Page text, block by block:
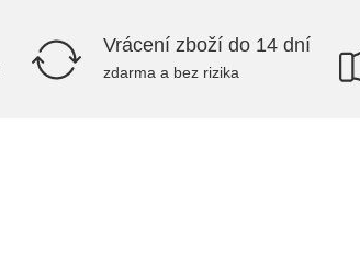
Vrácení zboží do 14 dní
zdarma a bez rizika